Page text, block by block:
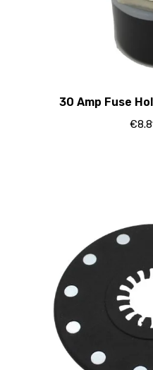
30 Amp Fuse
€